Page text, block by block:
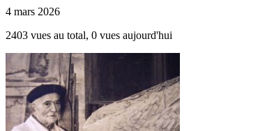
4 mars 2026
2403 vues au total, 0 vues aujourd'hui